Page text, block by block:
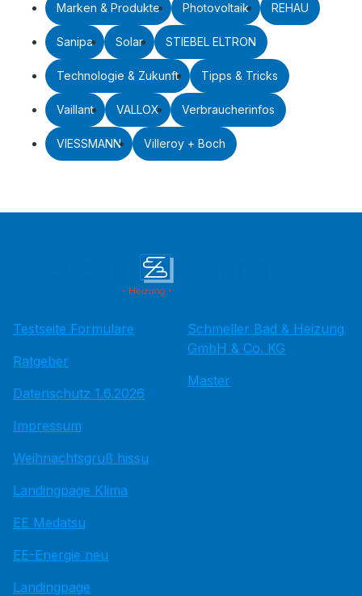
Marken & Produkte Photovoltaik REHAU
Sanipa Solar STIEBEL ELTRON
Technologie & Zukunft Tipps & Tricks
Vaillant VALLOX Verbraucherinfos
VIESSMANN Villeroy + Boch
Testseite Formulare
Ratgeber
Datenschutz 1.6.2026
Impressum
Weihnachtsgruß hissu
Landingpage Klima
EE Medatsu
EE-Energie neu
Landingpage
Schmeller Bad & Heizung
GmbH & Co. KG
Master